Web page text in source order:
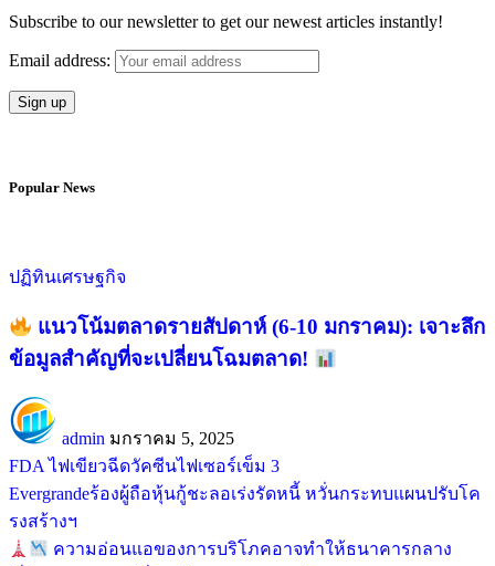
Subscribe to our newsletter to get our newest articles instantly!
Email address:
Popular News
ปฏิทินเศรษฐกิจ
แนวโน้มตลาดรายสัปดาห์ (6-10 มกราคม): เจาะลึก
ข้อมูลสำคัญที่จะเปลี่ยนโฉมตลาด!
admin มกราคม 5, 2025
FDA ไฟเขียวฉีดวัคซีนไฟเซอร์เข็ม 3
Evergrandeร้องผู้ถือหุ้นกู้ชะลอเร่งรัดหนี้ หวั่นกระทบแผนปรับโค
รงสร้างฯ
ความอ่อนแอของการบริโภคอาจทำให้ธนาคารกลาง